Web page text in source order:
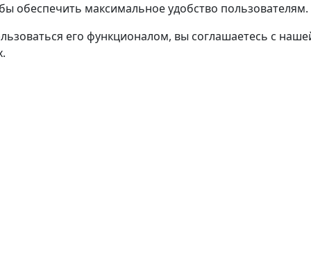
обеспечить максимальное удобство пользователям.
его функционалом, вы соглашаетесь с